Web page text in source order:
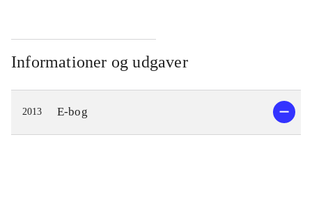
Informationer og udgaver
2013 E-bog